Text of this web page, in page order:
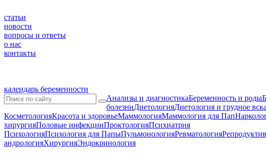
статьи
новости
вопросы и ответы
о нас
контакты
календарь беременности
Анализы и диагностикаБеременность и роды
болезниДиетологияДиетология и грудное
КосметологияКрасота и здоровьеМаммологияМаммология для Пап
хирургияПоловые инфекцииПроктологияПсихиатрия
ПсихологияПсихология для ПапыПульмонологияРевматология
андрологияХирургияЭндокринология